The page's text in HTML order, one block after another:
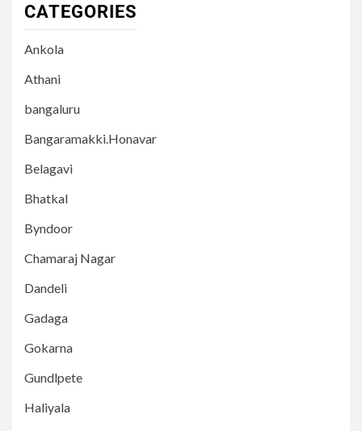
CATEGORIES
Ankola
Athani
bangaluru
Bangaramakki.Honavar
Belagavi
Bhatkal
Byndoor
Chamaraj Nagar
Dandeli
Gadaga
Gokarna
Gundlpete
Haliyala